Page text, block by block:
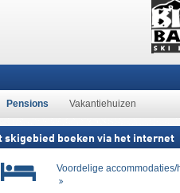
de
Pensions Vakantiehuizen
skigebied boeken via het internet
Voordelige accommodaties/